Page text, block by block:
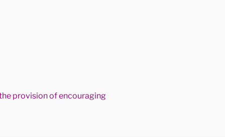
provision of encouraging